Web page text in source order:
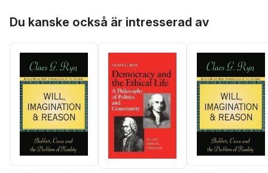
Erixon,Rolf K Nilsson,
Peter Stilbs
Gustafsson,Anders
Edwardsson,Karl
Gustel Wärnberg
Jan
Tullberg
,Henrik L
Barvå,Gunnar Sandelin
Du kanske också är intresserad av